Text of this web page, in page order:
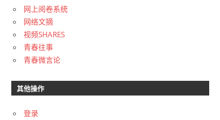
网上阅卷系统
网络文摘
视频SHARES
青春往事
青春微言论
其他操作
登录